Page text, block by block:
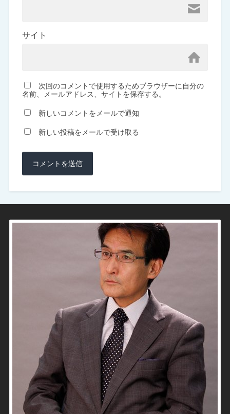
サイト
次回のコメントで使用するためブラウザーに自分の
名前、メールアドレス、サイトを保存する。
新しいコメントをメールで通知
新しい投稿をメールで受け取る